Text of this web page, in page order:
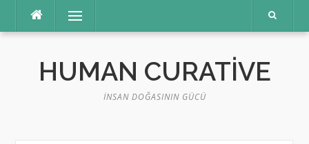
Menü
HUMAN CURATIVE
İNSAN DOĞASININ GÜCÜ